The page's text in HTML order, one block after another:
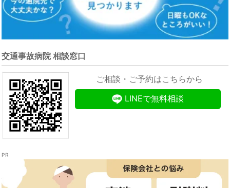
交通事故病院 相談窓口
ご相談・ご予約はこちらから
LINEで無料相談